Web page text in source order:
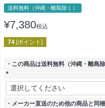
送料無料（沖縄・離島除く）
¥7,380税込
74 [ポイント]
・この商品は送料無料（沖縄・離島
(
必
須・メーカー直送のため他の商品と同